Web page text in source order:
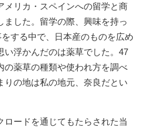
メリカ・スペインへの留学と商
した。留学の際、興味を持っ
する中で、日本産のものを広め
い浮かんだのは薬草でした。47
の薬草の種類や使われ方を調べ
りの地は私の地元、奈良だとい
ードを通じてもたらされた当